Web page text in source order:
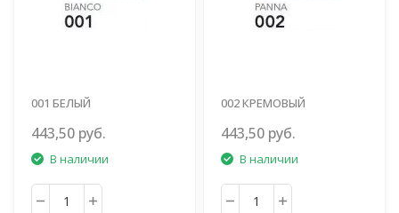
001 БЕЛЫЙ
443,50 руб.
В наличии
002 КРЕМОВЫЙ
443,50 руб.
В наличии